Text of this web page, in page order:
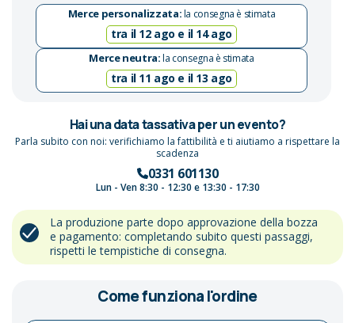
Merce personalizzata:la consegna è stimata
tra il 12 ago e il 14 ago
Merce neutra:la consegna è stimata
tra il 11 ago e il 13 ago
Hai una data tassativa per un evento?
Parla subito con noi: verifichiamo la fattibilità e ti aiutiamo a rispettare la
scadenza
0331 601130
Lun - Ven 8:30 - 12:30 e 13:30 - 17:30
La produzione parte dopo approvazione della bozza
e pagamento: completando subito questi passaggi,
rispetti le tempistiche di consegna.
Come funziona l'ordine